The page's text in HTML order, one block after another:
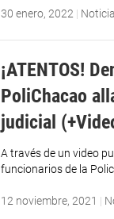
30 enero, 2022 |
¡ATENTOS!
PoliChacao
judicial
A través de un video
funcionarios de la
12 noviembre, 2021 |